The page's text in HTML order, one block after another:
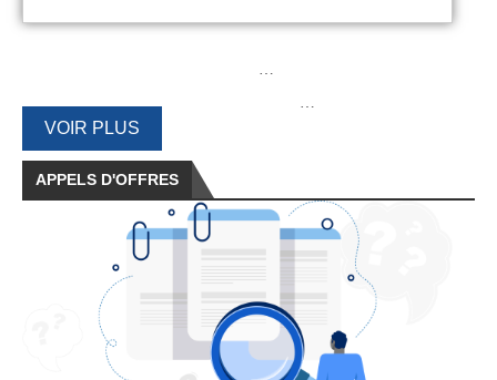
…
…
VOIR PLUS
APPELS D'OFFRES